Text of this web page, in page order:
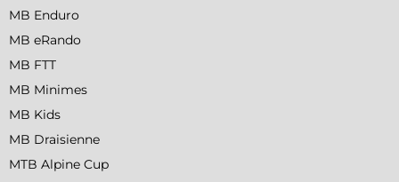
MB Enduro
MB eRando
MB FTT
MB Minimes
MB Kids
MB Draisienne
MTB Alpine Cup